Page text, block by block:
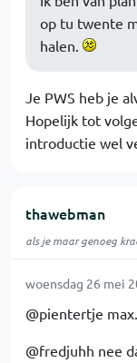
op tu twente
halen.
Je PWS heb je
Hopelijk tot
introductie wel
thawebman
als je maar genoeg
woensdag 26 mei
@pientertje
@fredjuhh nee